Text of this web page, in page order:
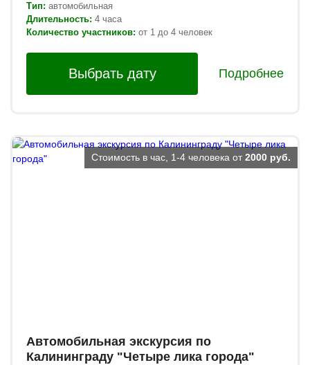
Тип: автомобильная
Длительность: 4 часа
Количество участников: от 1 до 4 человек
Выбрать дату Подробнее
Автомобильная экскурсия по
Калининграду "Четыре лика города"
Стоимость в час, 1-4 человека от 2000 руб.